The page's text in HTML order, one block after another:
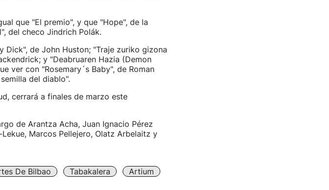
que "El premio", y que "Hope", de la
del checo Jindrich Polák.
Dick", de John Huston; "Traje zuriko gizona
y "Deabruaren Hazia (Demon
ver con "Rosemary´s Baby", de Roman
del diablo".
cerrará a finales de marzo este
de Arantza Acha, Juan Ignacio Pérez
Marcos Pellejero, Olatz Arbelaitz y
De Bilbao Tabakalera Artium